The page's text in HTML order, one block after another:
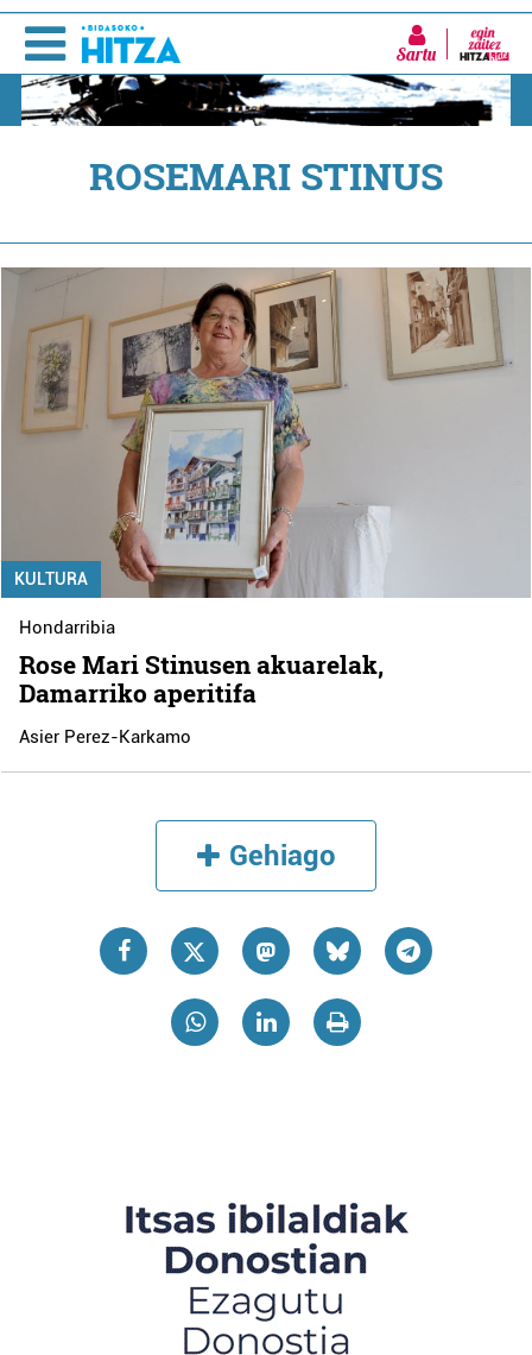
Sartu
ROSEMARI STINUS
KULTURA
Hondarribia
Rose Mari Stinusen akuarelak,
Damarriko aperitifa
Asier Perez-Karkamo
Gehiago